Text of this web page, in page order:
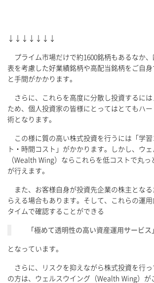
↓↓↓↓↓↓↓
プライム市場だけで約1600銘柄もあるなか
表を考慮した好業績銘柄や高配当銘柄をご自
と手間がかかります。
さらに、これらを高度に分散し投資するには
ため、個人投資家の皆様にとってはとてもハ
術となります。
この様に質の高い株式投資を行うには「学習
ト・時間コスト」がかかります。しかし、ウ
（Wealth Wing）ならこれらを低コストで丸っ
が行えます。
また、お客様自身が投資先企業の株主となる
らえる場合もあります。そして、これらの運
タイムで確認することができる
「極めて透明性の高い資産運用サービス
となっています。
さらに、リスクを抑えながら株式投資を行っ
の方は、ウェルスウイング（Wealth Wing）が